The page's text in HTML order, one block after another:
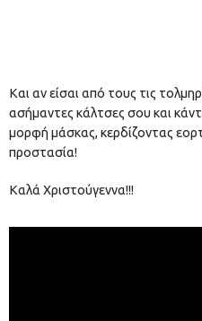
Και αν είσαι από τους τις
ασήμαντες κάλτσες σου και
μορφή μάσκας, κερδίζοντας
προστασία!
Καλά Χριστούγεννα!!!